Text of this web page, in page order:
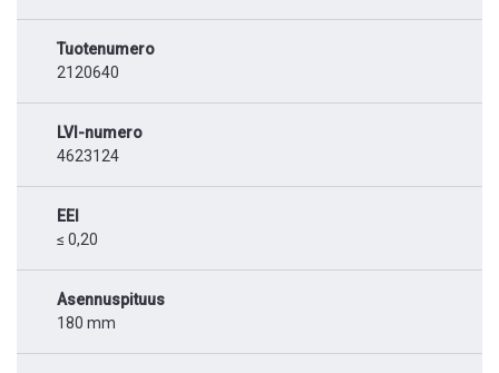
Tuotenumero
2120640
LVI-numero
4623124
EEI
≤ 0,20
Asennuspituus
180 mm